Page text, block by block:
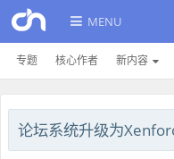
MENU
专题 核心作者 新内容
论坛系统升级为